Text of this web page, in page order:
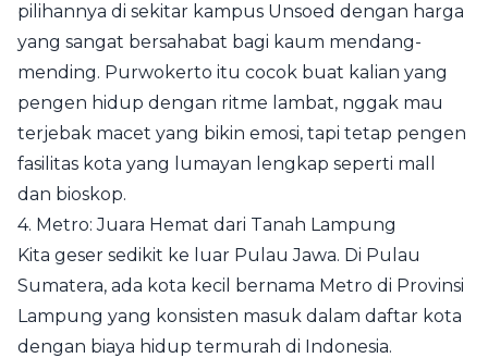
pilihannya di sekitar kampus Unsoed dengan harga
yang sangat bersahabat bagi kaum mendang-
mending. Purwokerto itu cocok buat kalian yang
pengen hidup dengan ritme lambat, nggak mau
terjebak macet yang bikin emosi, tapi tetap pengen
fasilitas kota yang lumayan lengkap seperti mall
dan bioskop.
4. Metro: Juara Hemat dari Tanah Lampung
Kita geser sedikit ke luar Pulau Jawa. Di Pulau
Sumatera, ada kota kecil bernama Metro di Provinsi
Lampung yang konsisten masuk dalam daftar kota
dengan biaya hidup termurah di Indonesia.